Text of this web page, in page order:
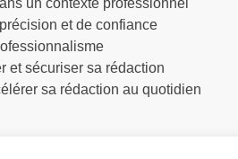
un contexte professionnel
et de confiance
et sécuriser sa rédaction
sa rédaction au quotidien